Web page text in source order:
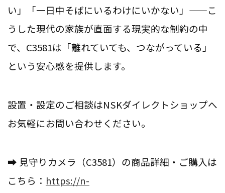
い」「一日中そばにいるわけにいかない」——こ
うした現代の家族が直面する現実的な制約の中
で、C3581は「離れていても、つながっている」
という安心感を提供します。
設置・設定のご相談はNSKダイレクトショップへ
お気軽にお問い合わせください。
➡ 見守りカメラ（C3581）の商品詳細・ご購入は
こちら： https://n-